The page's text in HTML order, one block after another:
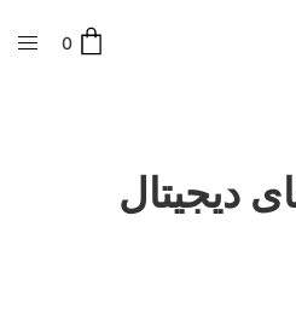
0
دیجیتال